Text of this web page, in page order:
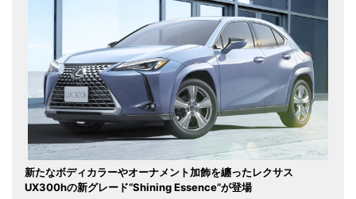
新たなボディカラーやオーナメント加飾を纏ったレクサス
UX300hの新グレード“Shining Essence”が登場